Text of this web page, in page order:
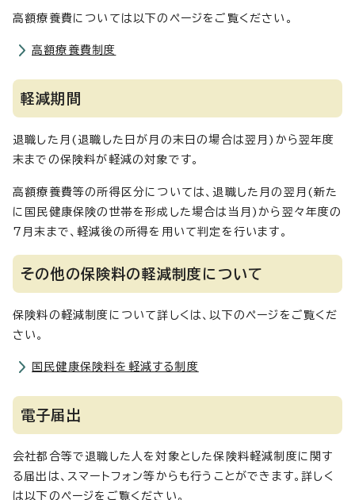
高額療養費については以下のページをご覧ください。
高額療養費制度
軽減期間
退職した月(退職した日が月の末日の場合は翌月)から翌年度
末までの保険料が軽減の対象です。
高額療養費等の所得区分については、退職した月の翌月(新た
に国民健康保険の世帯を形成した場合は当月)から翌々年度の
7月末まで、軽減後の所得を用いて判定を行います。
その他の保険料の軽減制度について
保険料の軽減制度について詳しくは、以下のページをご覧くだ
さい。
国民健康保険料を軽減する制度
電子届出
会社都合等で退職した人を対象とした保険料軽減制度に関す
る届出は、スマートフォン等からも行うことができます。詳しく
は以下のページをご覧ください。